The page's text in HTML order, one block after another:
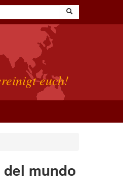
euch!
del mundo